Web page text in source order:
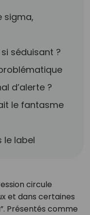
sigma,
séduisant ?
d’alerte ?
le fantasme
le label
circule
et dans certaines
Présentés comme